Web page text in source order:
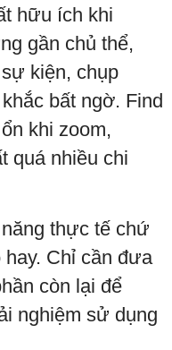
hữu ích khi
gần chủ thể,
kiện, chụp
bất ngờ. Find
khi zoom,
quá nhiều chi
thực tế chứ
hay. Chỉ cần đưa
còn lại để
nghiệm sử dụng